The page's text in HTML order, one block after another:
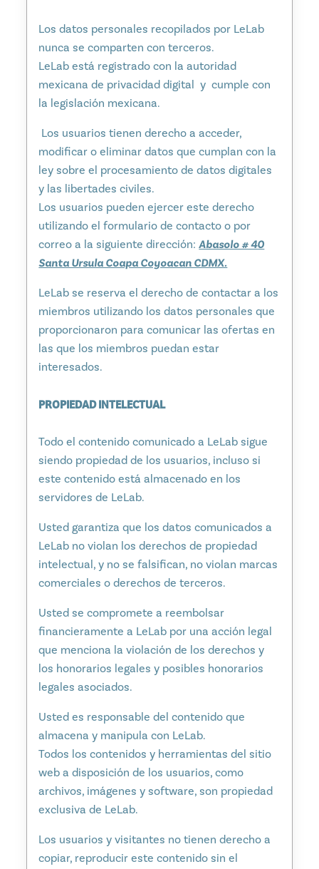
Los datos personales recopilados por LeLab
nunca se comparten con terceros.
LeLab está registrado con la autoridad
mexicana de privacidad digital y cumple con
la legislación mexicana.
Los usuarios tienen derecho a acceder,
modificar o eliminar datos que cumplan con la
ley sobre el procesamiento de datos digitales
y las libertades civiles.
Los usuarios pueden ejercer este derecho
utilizando el formulario de contacto o por
correo a la siguiente dirección:Abasolo # 40
Santa Ursula Coapa Coyoacan CDMX.
LeLab se reserva el derecho de contactar a los
miembros utilizando los datos personales que
proporcionaron para comunicar las ofertas en
las que los miembros puedan estar
interesados.
PROPIEDAD INTELECTUAL
Todo el contenido comunicado a LeLab sigue
siendo propiedad de los usuarios, incluso si
este contenido está almacenado en los
servidores de LeLab.
Usted garantiza que los datos comunicados a
LeLab no violan los derechos de propiedad
intelectual, y no se falsifican, no violan marcas
comerciales o derechos de terceros.
Usted se compromete a reembolsar
financieramente a LeLab por una acción legal
que menciona la violación de los derechos y
los honorarios legales y posibles honorarios
legales asociados.
Usted es responsable del contenido que
almacena y manipula con LeLab.
Todos los contenidos y herramientas del sitio
web a disposición de los usuarios, como
archivos, imágenes y software, son propiedad
exclusiva de LeLab.
Los usuarios y visitantes no tienen derecho a
copiar, reproducir este contenido sin el